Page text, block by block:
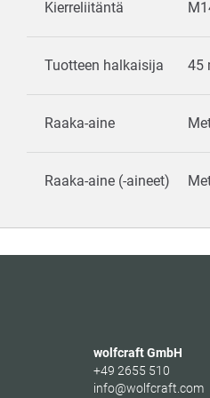
Kierreliitäntä
Tuotteen halkaisija 45
Raaka-aine
Raaka-aine (-aineet)
wolfcraft GmbH
+49 2655 510
info@wolfcraft.com